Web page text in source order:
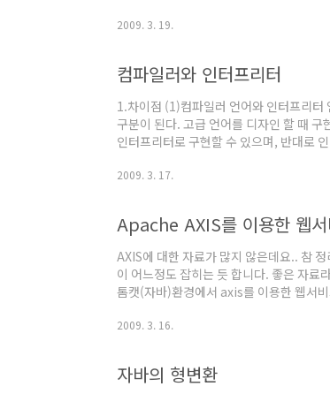
2009. 3. 19.
컴파일러와 인터프리터
1.차이점 (1)컴파일러 언어와 인터프리터
구분이 된다. 고급 언어를 디자인 할 때
인터프리터로 구현할 수 있으며, 반대로
하지만, 인터프리터는 그 입력 프로그램
2009. 3. 17.
Apache AXIS를 이용한 웹
AXIS에 대한 자료가 많지 않은데요.. 참
이 어느정도 잡히는 듯 합니다. 좋은 자
톰캣(자바)환경에서 axis를 이용한 웹
용법을 위주로 아주 기초적인 예제를 다
2009. 3. 16.
자바의 형변환